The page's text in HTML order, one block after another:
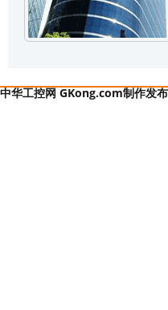
中华工控网 GKong.com制作发